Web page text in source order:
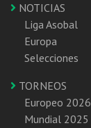
NOTICIAS
Liga Asobal
Europa
Selecciones
TORNEOS
Europeo 2026
Mundial 2025